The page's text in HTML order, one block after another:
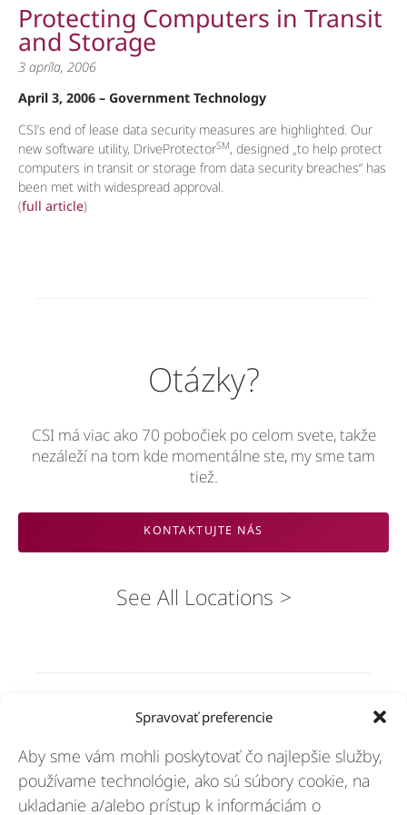
Spravovať preferencie
Aby sme vám mohli poskytovať čo najlepšie služby,
používame technológie, ako sú súbory cookie, na
ukladanie a/alebo prístup k informáciám o
Protecting Computers in Transit
and Storage
3 apríla, 2006
April 3, 2006 – Government Technology
CSI’s end of lease data security measures are highlighted. Our
new software utility, DriveProtectorSM, designed „to help protect
computers in transit or storage from data security breaches“ has
been met with widespread approval.
(full article)
Otázky?
CSI má viac ako 70 pobočiek po celom svete, takže
nezáleží na tom kde momentálne ste, my sme tam
tiež.
KONTAKTUJTE NÁS
See All Locations
Riešenia
Odvetvia